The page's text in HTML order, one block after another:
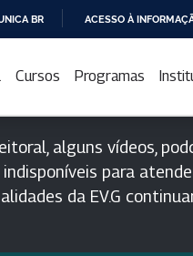
PARA
CONTEÚDO
BR ACESSO À
Cursos Programas
alguns vídeos,
para
da EV.G